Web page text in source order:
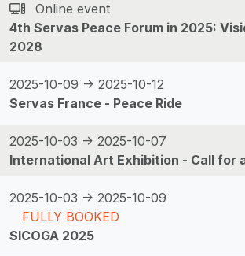
Online event
4th Servas Peace Forum in 2025:
2028
2025-10-09 -> 2025-10-12
Servas France - Peace Ride
2025-10-03 -> 2025-10-07
International Art Exhibition - Call for
2025-10-03 -> 2025-10-09
FULLY BOOKED
SICOGA 2025